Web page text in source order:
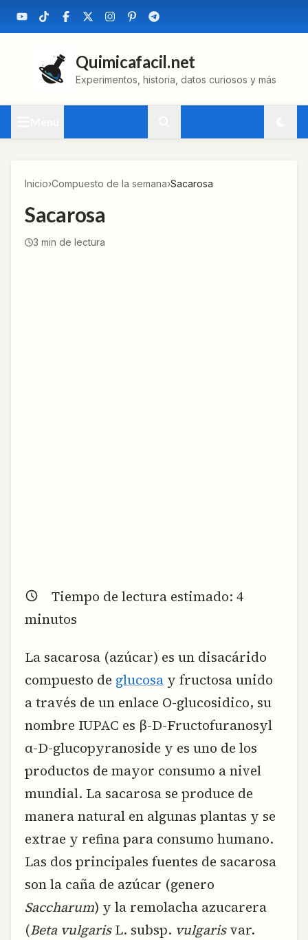
Quimicafacil.net
Experimentos, historia, datos curiosos y más
Inicio›Compuesto de la semana›Sacarosa
Sacarosa
3 min de lectura
Tiempo de lectura estimado: 4
minutos
La sacarosa (azúcar) es un disacárido
compuesto de glucosa y fructosa unido
a través de un enlace O-glucosidico, su
nombre IUPAC es β-D-Fructofuranosyl
α-D-glucopyranoside y es uno de los
productos de mayor consumo a nivel
mundial. La sacarosa se produce de
manera natural en algunas plantas y se
extrae y refina para consumo humano.
Las dos principales fuentes de sacarosa
son la caña de azúcar (genero
Saccharum) y la remolacha azucarera
(Beta vulgarisL. subsp. vulgarisvar.